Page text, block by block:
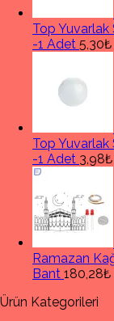
Top
-1 Adet 5,30₺
Top
-1 Adet 3,98₺
Ramazan
Bant 180,28₺
Ürün Kategorileri